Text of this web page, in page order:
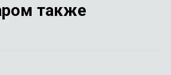
также